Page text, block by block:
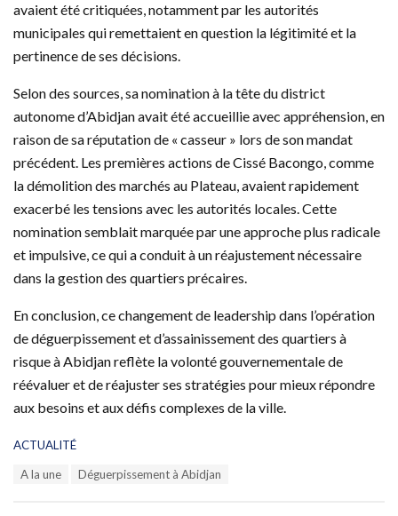
avaient été critiquées, notamment par les autorités
municipales qui remettaient en question la légitimité et la
pertinence de ses décisions.
Selon des sources, sa nomination à la tête du district
autonome d’Abidjan avait été accueillie avec appréhension, en
raison de sa réputation de « casseur » lors de son mandat
précédent. Les premières actions de Cissé Bacongo, comme
la démolition des marchés au Plateau, avaient rapidement
exacerbé les tensions avec les autorités locales. Cette
nomination semblait marquée par une approche plus radicale
et impulsive, ce qui a conduit à un réajustement nécessaire
dans la gestion des quartiers précaires.
En conclusion, ce changement de leadership dans l’opération
de déguerpissement et d’assainissement des quartiers à
risque à Abidjan reflète la volonté gouvernementale de
réévaluer et de réajuster ses stratégies pour mieux répondre
aux besoins et aux défis complexes de la ville.
C
ACTUALITÉ
A la une Déguerpissement à Abidjan